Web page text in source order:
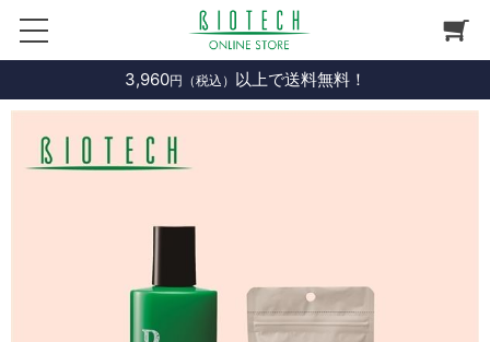
3,960円（税込） 以上で送料無料！